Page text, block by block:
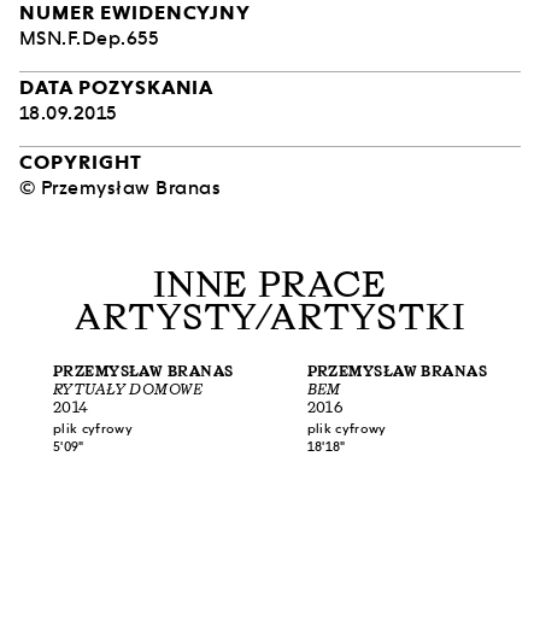
NUMER EWIDENCYJNY
MSN.F.Dep.655
DATA POZYSKANIA
18.09.2015
COPYRIGHT
© Przemysław Branas
INNE PRACE
ARTYSTY/ARTYSTKI
PRZEMYSŁAW BRANAS
RYTUAŁY DOMOWE
2014
plik cyfrowy
5'09"
PRZEMYSŁAW BRANAS
BEM
2016
plik cyfrowy
18'18"